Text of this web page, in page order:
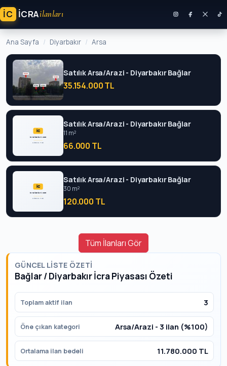
İC ICRAilanları
Ana Sayfa Diyarbakır Arsa
Satılık Arsa/Arazi - Diyarbakır Bağlar
35.154.000 TL
Satılık Arsa/Arazi - Diyarbakır Bağlar
11 m²
66.000 TL
Satılık Arsa/Arazi - Diyarbakır Bağlar
30 m²
120.000 TL
Tüm İlanları Gör
GÜNCEL LISTE ÖZETI
Bağlar / Diyarbakır İcra Piyasası Özeti
Toplam aktif ilan 3
Öne çıkan kategori Arsa/Arazi - 3 ilan (%100)
Ortalama ilan bedeli 11.780.000 TL